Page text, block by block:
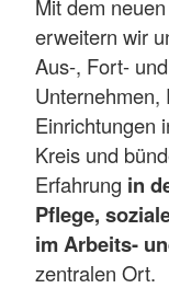
Mit dem neuen
erweitern wir
Aus-, Fort-
Unternehmen,
Einrichtungen
Kreis und
Erfahrung in
Pflege,
im Arbeits-
zentralen Ort.